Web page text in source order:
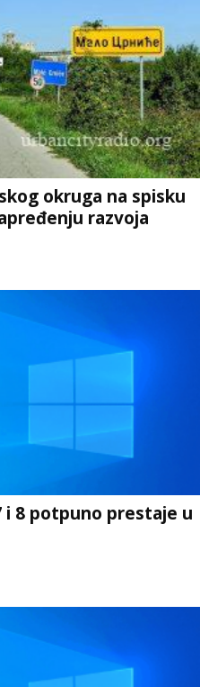
okruga na spisku
razvoja
i 8 potpuno prestaje u